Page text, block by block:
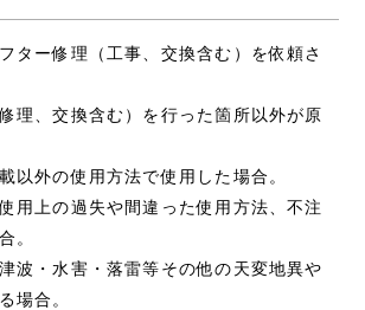
ター修理（工事、交換含む）を依頼さ
理、交換含む）を行った箇所以外が原
以外の使用方法で使用した場合。
用上の過失や間違った使用方法、不注
。
波・水害・落雷等その他の天変地異や
場合。